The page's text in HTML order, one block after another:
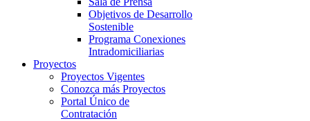
Objetivos de Desarrollo
Sostenible
Programa Conexiones
Intradomiciliarias
Proyectos
Proyectos Vigentes
Conozca más Proyectos
Portal Único de
Contratación